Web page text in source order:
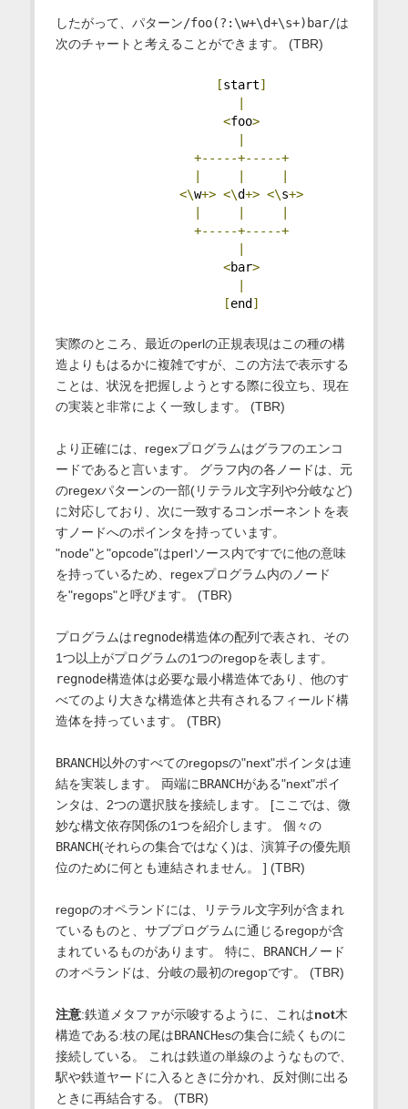
したがって、パターン/foo(?:\w+\d+\s+)bar/は
次のチャートと考えることができます。 (TBR)
[start]
<foo>
+-----+-----+
<\w+> <\d+> <\s+>
+-----+-----+
<bar>
[end ]
実際のところ、最近のperlの正規表現はこの種の構
造よりもはるかに複雑ですが、この方法で表示する
ことは、状況を把握しようとする際に役立ち、現在
の実装と非常によく一致します。 (TBR)
より正確には、regexプログラムはグラフのエンコ
ードであると言います。 グラフ内の各ノードは、元
のregexパターンの一部(リテラル文字列や分岐など)
に対応しており、次に一致するコンポーネントを表
すノードへのポインタを持っています。
"node"と"opcode"はperlソース内ですでに他の意味
を持っているため、regexプログラム内のノード
を"regops"と呼びます。 (TBR)
プログラムはregnode構造体の配列で表され、その
1つ以上がプログラムの1つのregopを表します。
regnode構造体は必要な最小構造体であり、他のす
べてのより大きな構造体と共有されるフィールド構
造体を持っています。 (TBR)
BRANCH以外のすべてのregopsの"next"ポインタは連
結を実装します。 両端にBRANCHがある"next"ポイ
ンタは、2つの選択肢を接続します。 [ここでは、微
妙な構文依存関係の1つを紹介します。 個々の
BRANCH(それらの集合ではなく)は、演算子の優先順
位のために何とも連結されません。 ] (TBR)
regopのオペランドには、リテラル文字列が含まれ
ているものと、サブプログラムに通じるregopが含
まれているものがあります。 特に、 BRANCHノード
のオペランドは、分岐の最初のregopです。 (TBR)
注意:鉄道メタファが示唆するように、これはnot木
構造である:枝の尾はBRANCHesの集合に続くものに
接続している。 これは鉄道の単線のようなもので、
駅や鉄道ヤードに入るときに分かれ、反対側に出る
ときに再結合する。 (TBR)